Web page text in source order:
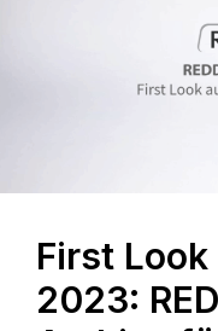
First
2023: